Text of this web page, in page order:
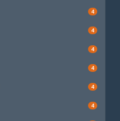
4
4
4
4
4
4